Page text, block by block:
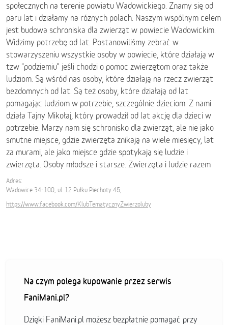
społecznych na terenie powiatu Wadowickiego. Znamy się od
paru lat i działamy na różnych polach. Naszym wspólnym celem
jest budowa schroniska dla zwierząt w powiecie Wadowickim.
Widzimy potrzebę od lat. Postanowiliśmy zebrać w
stowarzyszeniu wszystkie osoby w powiecie, które działają w
tzw "podziemiu" jeśli chodzi o pomoc zwierzętom oraz także
ludziom. Są wśród nas osoby, które działają na rzecz zwierząt
bezdomnych od lat. Są też osoby, które działają od lat
pomagając ludziom w potrzebie, szczególnie dzieciom. Z nami
działa Tajny Mikołaj, który prowadził od lat akcję dla dzieci w
potrzebie. Marzy nam się schronisko dla zwierząt, ale nie jako
smutne miejsce, gdzie zwierzęta znikają na wiele miesięcy, lat
za murami, ale jako miejsce gdzie spotykają się ludzie i
zwierzęta. Osoby młodsze i starsze. Zwierzęta i ludzie razem
Adres:
Wadowice 34-100, ul. 12 Pułku Piechoty 45,
https://www.facebook.com/KlubTematycznyZwierzoluby
Na czym polega kupowanie przez serwis
FaniMani.pl?
Dzięki FaniMani.pl możesz bezpłatnie pomagać przy